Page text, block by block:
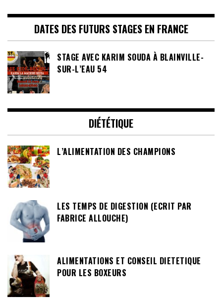
DATES DES FUTURS STAGES EN FRANCE
STAGE AVEC KARIM SOUDA À BLAINVILLE-
SUR-L’EAU 54
DIÉTÉTIQUE
L’ALIMENTATION DES CHAMPIONS
LES TEMPS DE DIGESTION (ECRIT PAR
FABRICE ALLOUCHE)
ALIMENTATIONS ET CONSEIL DIETETIQUE
POUR LES BOXEURS